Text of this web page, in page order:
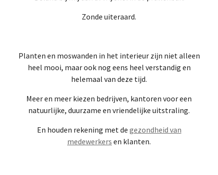
Zonde uiteraard.
Planten en moswanden in het interieur zijn niet alleen
heel mooi, maar ook nog eens heel verstandig en
helemaal van deze tijd.
Meer en meer kiezen bedrijven, kantoren voor een
natuurlijke, duurzame en vriendelijke uitstraling.
En houden rekening met de gezondheid van
medewerkers en klanten.